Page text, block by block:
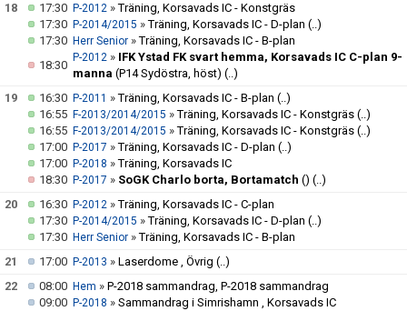
18
17:30 P-2012 »Träning, Korsavads IC - Konstgräs
17:30 P-2014/2015 »Träning, Korsavads IC - D-plan (..)
17:30 Herr Senior »Träning, Korsavads IC - B-plan
18:30
P-2012 » IFK Ystad FK svart hemma, Korsavads IC C-plan 9-
manna (P14 Sydöstra, höst) (..)
19
16:30 P-2011 »Träning, Korsavads IC - B-plan (..)
16:55 F-2013/2014/2015 »Träning, Korsavads IC - Konstgräs (..)
16:55 F-2013/2014/2015 »Träning, Korsavads IC - Konstgräs (..)
17:00 P-2017 »Träning, Korsavads IC - D-plan (..)
17:00 P-2018 »Träning, Korsavads IC
18:30 P-2017 » SoGK Charlo borta, Bortamatch () (..)
20
16:30 P-2012 »Träning, Korsavads IC - C-plan
17:30 P-2014/2015 »Träning, Korsavads IC - D-plan (..)
17:30 Herr Senior »Träning, Korsavads IC - B-plan
21
17:00 P-2013 » Laserdome , Övrig (..)
22
08:00 Hem » P-2018 sammandrag, P-2018 sammandrag
09:00 P-2018 » Sammandrag i Simrishamn , Korsavads IC